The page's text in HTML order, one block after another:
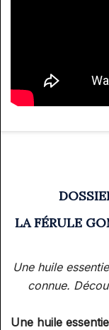
LA FÉRULE
Une huile
connue.
Une huile